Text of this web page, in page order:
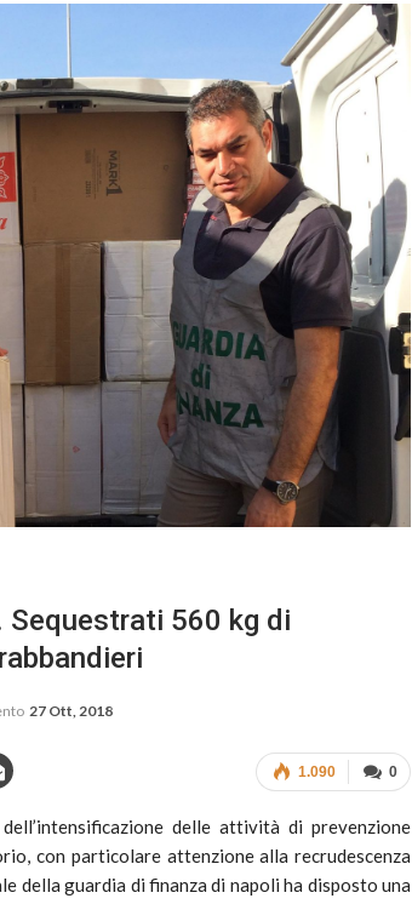
Sequestrati 560 kg di
27 Ott, 2018
0
1.090
delle attività di prevenzione
con particolare attenzione alla recrudescenza
della guardia di finanza di napoli ha disposto una